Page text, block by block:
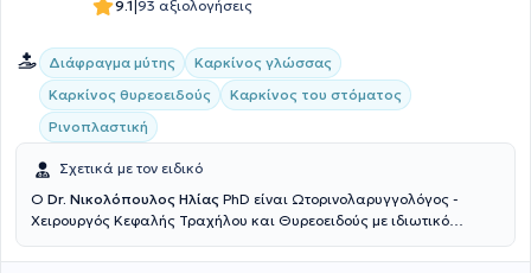
9.1|93 αξιολογήσεις
Διάφραγμα μύτης
Καρκίνος γλώσσας
Καρκίνος θυρεοειδούς
Καρκίνος του στόματος
Ρινοπλαστική
Σχετικά με τον ειδικό
Ο Dr. Νικολόπουλος Ηλίας PhD είναι Ωτορινολαρυγγολόγος -
Χειρουργός Κεφαλής Τραχήλου και Θυρεοειδούς με ιδιωτικό
Ωτορινολαρυγγολογικής Κλινικής του Ιατρικού Ψυχικού από το 2011.